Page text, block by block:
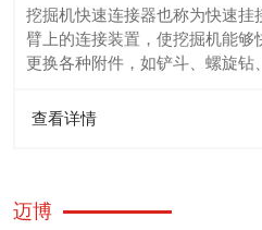
挖掘机快速连接器也称为快速挂
臂上的连接装置，使挖掘机能够
更换各种附件，如铲斗、螺旋钻
查看详情
迈博